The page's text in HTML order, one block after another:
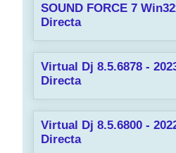
SOUND FORCE 7
Directa
Virtual Dj 8.5.6878 -
Directa
Virtual Dj 8.5.6800 -
Directa